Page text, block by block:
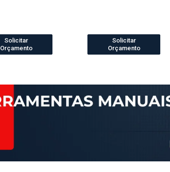
Solicitar
Orçamento
Solicitar
Orçamento